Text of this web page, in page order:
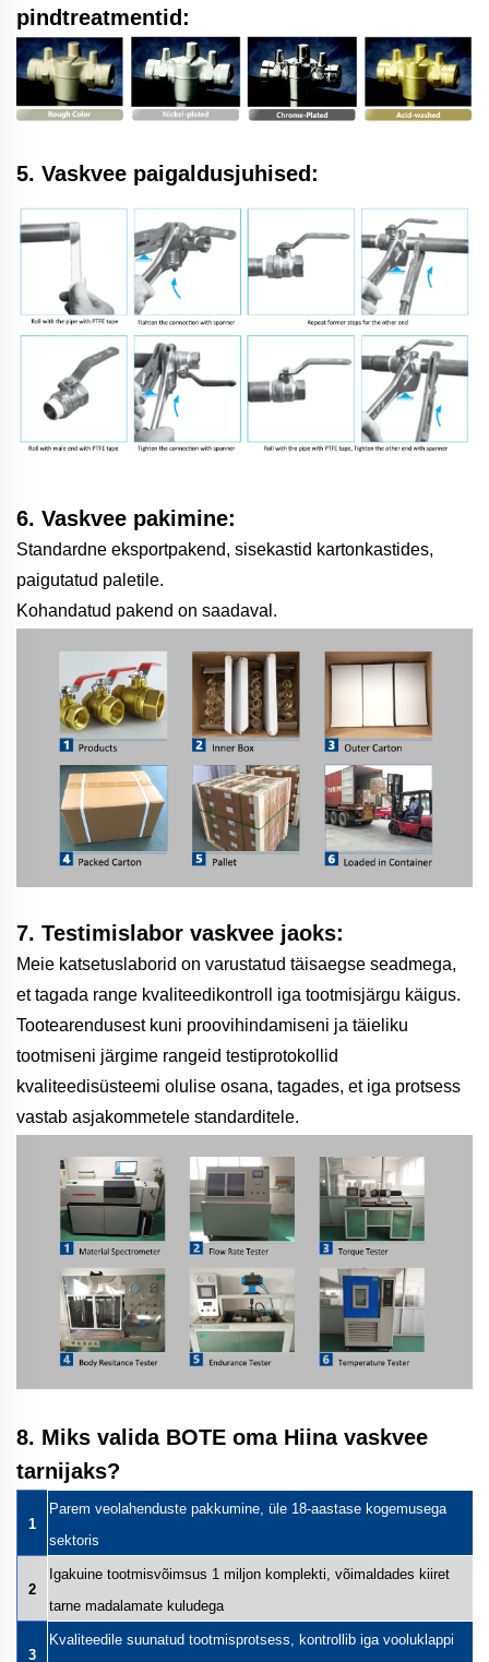
pindtreatmentid:
5. Vaskvee paigaldusjuhised:
6. Vaskvee pakimine:
Standardne eksportpakend, sisekastid kartonkastides,
paigutatud paletile.
Kohandatud pakend on saadaval.
7. Testimislabor vaskvee jaoks:
Meie katsetuslaborid on varustatud täisaegse seadmega,
et tagada range kvaliteedikontroll iga tootmisjärgu käigus.
Tootearendusest kuni proovihindamiseni ja täieliku
tootmiseni järgime rangeid testiprotokollid
kvaliteedisüsteemi olulise osana, tagades, et iga protsess
vastab asjakommetele standarditele.
8. Miks valida BOTE oma Hiina vaskvee
tarnijaks?
1
Parem veolahenduste pakkumine, üle 18-aastase kogemusega
sektoris
2
Igakuine tootmisvõimsus 1 miljon komplekti, võimaldades kiiret
tarne madalamate kuludega
3
Kvaliteedile suunatud tootmisprotsess, kontrollib iga vooluklappi